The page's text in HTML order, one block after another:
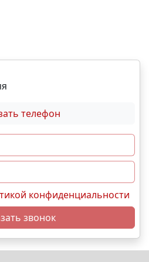
Центр города – 20 мин. 🌁
Выгодные условия
рассрочка от
Дистанционная покупка. 📞
сейчас и мы подберем
для Вас. N9648
телефон
конфиденциальности
звонок